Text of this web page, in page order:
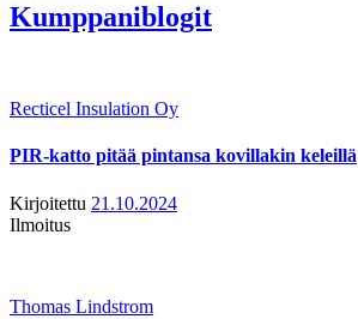
Kumppaniblogit
Recticel Insulation Oy
PIR-katto pitää pintansa kovillakin keleillä
Kirjoitettu 21.10.2024
Ilmoitus
Thomas Lindstrom